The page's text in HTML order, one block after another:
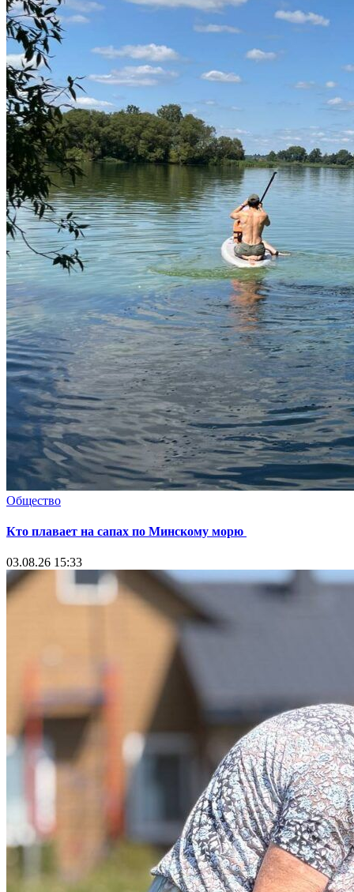
Общество
Кто плавает на сапах по Минскому морю
03.08.26 15:33